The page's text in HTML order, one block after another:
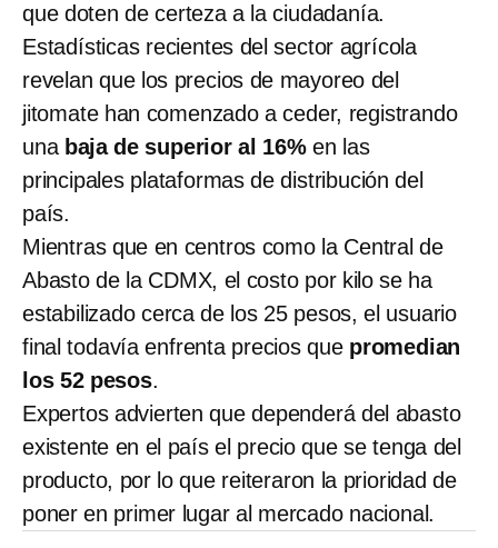
que doten de certeza a la ciudadanía.
Estadísticas recientes del sector agrícola
revelan que los precios de mayoreo del
jitomate han comenzado a ceder, registrando
una baja de superior al 16%en las
principales plataformas de distribución del
país.
Mientras que en centros como la Central de
Abasto de la CDMX, el costo por kilo se ha
estabilizado cerca de los 25 pesos, el usuario
final todavía enfrenta precios que promedian
los 52 pesos.
Expertos advierten que dependerá del abasto
existente en el país el precio que se tenga del
producto, por lo que reiteraron la prioridad de
poner en primer lugar al mercado nacional.